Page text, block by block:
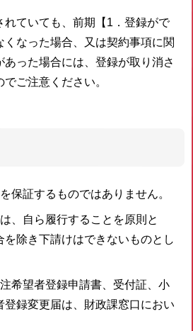
ていても、前期【1．登録がで
くなった場合、又は契約事項に関
あった場合には、登録が取り消さ
でご注意ください。
保証するものではありません。
、自ら履行することを原則と
を除き下請けはできないものとし
希望者登録申請書、受付証、小
登録変更届は、財政課窓口におい